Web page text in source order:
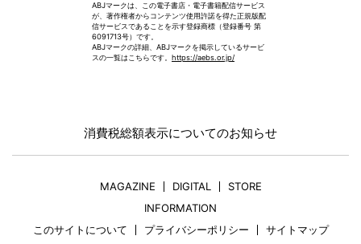
ABJマークは、この電子書店・電子書籍配信サービス
が、著作権者からコンテンツ使用許諾を得た正規版配
信サービスであることを示す登録商標（登録番号 第
6091713号）です。
ABJマークの詳細、ABJマークを掲示しているサービ
スの一覧はこちらです。 https://aebs.or.jp/
消費税総額表示についてのお知らせ
MAGAZINE DIGITAL
STORE
INFORMATION
このサイトについて
プライバシーポリシー
サイトマップ